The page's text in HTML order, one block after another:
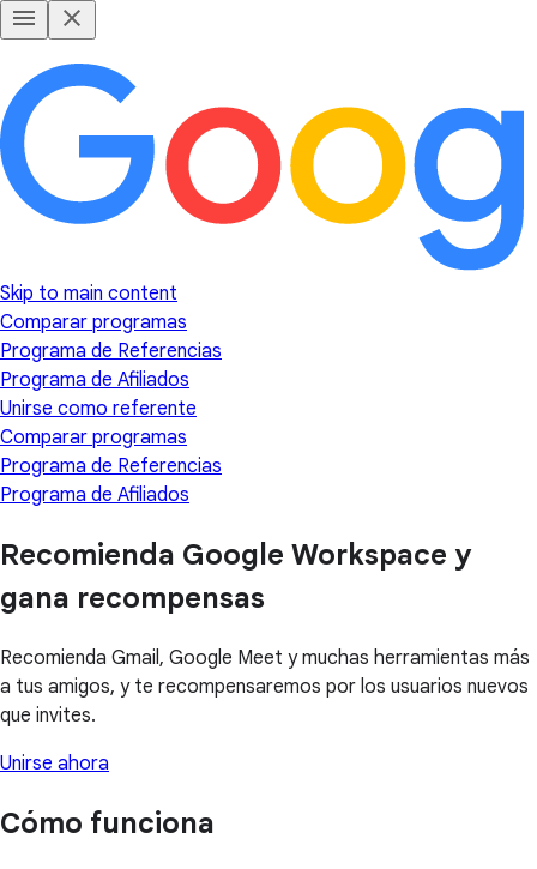
Skip to main content
Comparar programas
Programa de Referencias
Programa de Afiliados
Unirse como referente
Comparar programas
Programa de Referencias
Programa de Afiliados
Recomienda Google Workspace y
gana recompensas
Recomienda Gmail, Google Meet y muchas herramientas más
a tus amigos, y te recompensaremos por los usuarios nuevos
que invites.
Unirse ahora
Cómo funciona